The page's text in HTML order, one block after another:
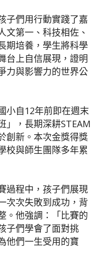
子們用行動實踐了嘉
文第一、科技相佐、
期培養，學生將科學
台上自信展現，證明
力與影響力的世界公
小自12年前即在週末
」，長期深耕STEAM
創新。本次金獎得獎
校與師生團隊多年累
過程中，孩子們展現
次次失敗到成功，背
。他強調：「比賽的
子們學會了面對挑
他們一生受用的寶